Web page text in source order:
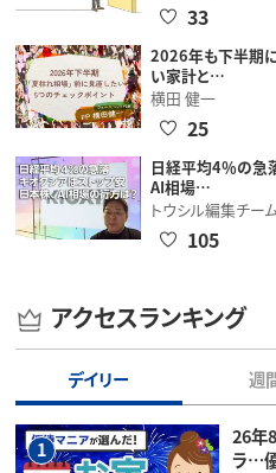
33
2026年も下半期に
い家計と…
横田 健一
25
日経平均4％の急
AI相場…
トウシル編集チー
105
アクセスランキング
デイリー 週
1
26年
ラ…